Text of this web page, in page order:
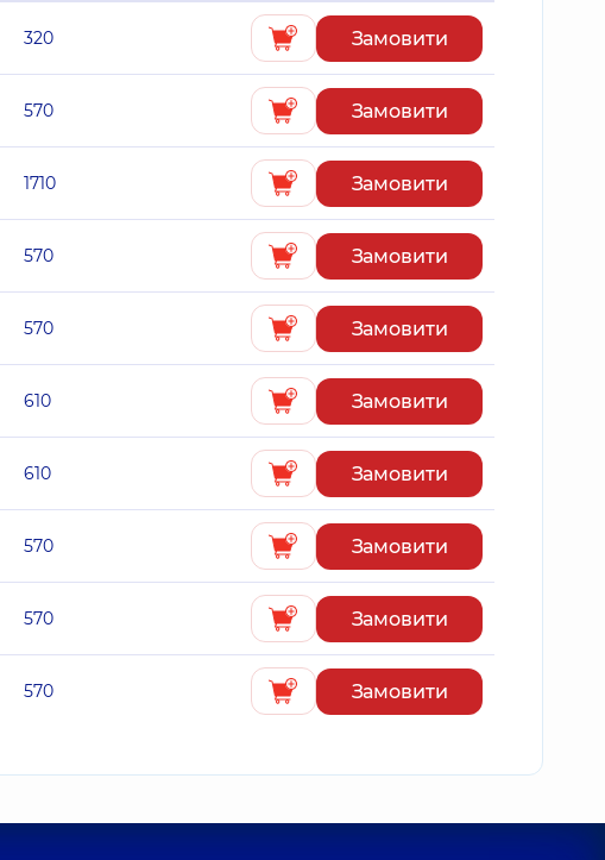
320 Замовити
570 Замовити
1710 Замовити
570 Замовити
570 Замовити
610 Замовити
610 Замовити
570 Замовити
570 Замовити
570 Замовити